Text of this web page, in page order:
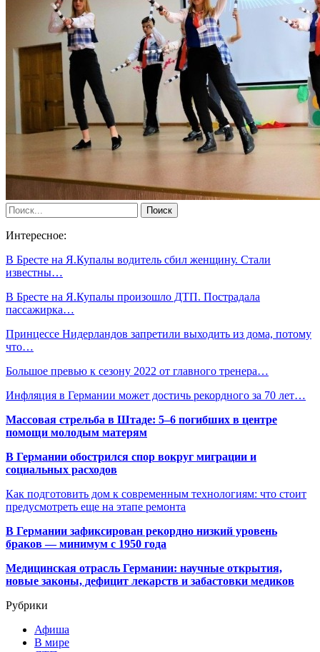
Интересное:
В Бресте на Я.Купалы водитель сбил женщину. Стали
известны…
В Бресте на Я.Купалы произошло ДТП. Пострадала
пассажирка…
Принцессе Нидерландов запретили выходить из дома, потому
что…
Большое превью к сезону 2022 от главного тренера…
Инфляция в Германии может достичь рекордного за 70 лет…
Массовая стрельба в Штаде: 5–6 погибших в центре
помощи молодым матерям
В Германии обострился спор вокруг миграции и
социальных расходов
Как подготовить дом к современным технологиям: что стоит
предусмотреть еще на этапе ремонта
В Германии зафиксирован рекордно низкий уровень
браков — минимум с 1950 года
Медицинская отрасль Германии: научные открытия,
новые законы, дефицит лекарств и забастовки медиков
Рубрики
Афиша
В мире